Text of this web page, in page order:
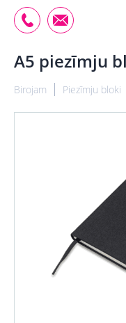
A5 piezīmju
Birojam Piezīmju bloki